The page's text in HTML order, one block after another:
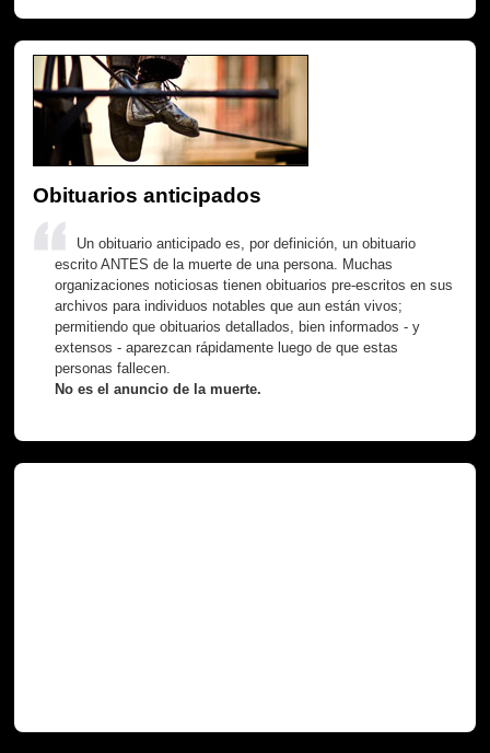
Obituarios anticipados
Un obituario anticipado es, por definición, un obituario
escrito ANTES de la muerte de una persona. Muchas
organizaciones noticiosas tienen obituarios pre-escritos en sus
archivos para individuos notables que aun están vivos;
permitiendo que obituarios detallados, bien informados - y
extensos - aparezcan rápidamente luego de que estas
personas fallecen.
No es el anuncio de la muerte.